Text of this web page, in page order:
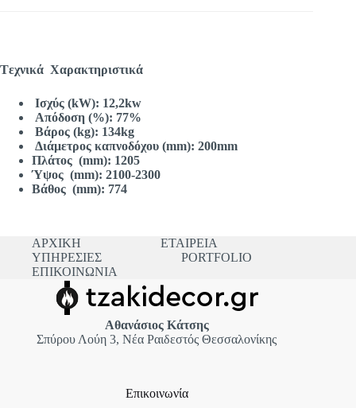
Tεχνικά Χαρακτηριστικά
Ισχύς (kW): 12,2kw
Απόδοση (%): 77%
Βάρος (kg): 134kg
Διάμετρος καπνοδόχου (mm): 200mm
Πλάτος (mm): 1205
Ύψος (mm): 2100-2300
Βάθος (mm): 774
ΑΡΧΙΚΗ
ΕΤΑΙΡΕΙΑ
ΥΠΗΡΕΣΙΕΣ
PORTFOLIO
ΕΠΙΚΟΙΝΩΝΙΑ
Αθανάσιος Κάτσης
Σπύρου Λούη 3, Νέα Ραιδεστός Θεσσαλονίκης
Επικοινωνία